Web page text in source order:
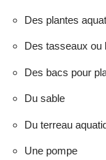
Des plantes
Des tasseaux ou
Des bacs pour
Du sable
Du terreau
Une pompe